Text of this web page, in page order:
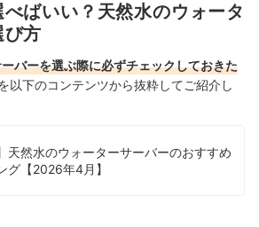
ばいい？天然水のウォータ
び方
バーを選ぶ際に必ずチェックしておきた
以下のコンテンツから抜粋してご紹介し
天然水のウォーターサーバーのおすすめ
グ【2026年4月】